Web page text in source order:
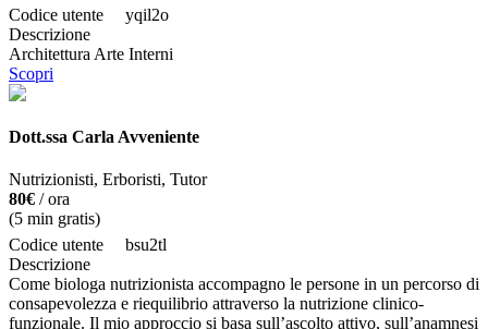
Codice utente
yqil2o
Descrizione
Architettura Arte Interni
Scopri
Dott.ssa Carla Avveniente
Nutrizionisti, Erboristi, Tutor
80€ / ora
(5 min gratis)
Codice utente
bsu2tl
Descrizione
Come biologa nutrizionista accompagno le persone in un percorso di
consapevolezza e riequilibrio attraverso la nutrizione clinico-
funzionale. Il mio approccio si basa sull’ascolto attivo, sull’anamnesi